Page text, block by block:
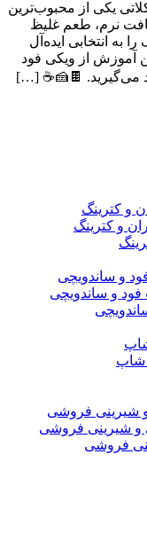
یکی از محبوب‌ترین
نرم، طعم غلیظ
انتخابی ایده‌آل
آموزش از ویکی فود
می‌گیرید. 🍫🍰☕ […]
و کترینگ
و کترینگ
و ساندویچی
فود و ساندویچی
شاپ‌
و شیرینی فروشی
و شیرینی فروشی
فروشی